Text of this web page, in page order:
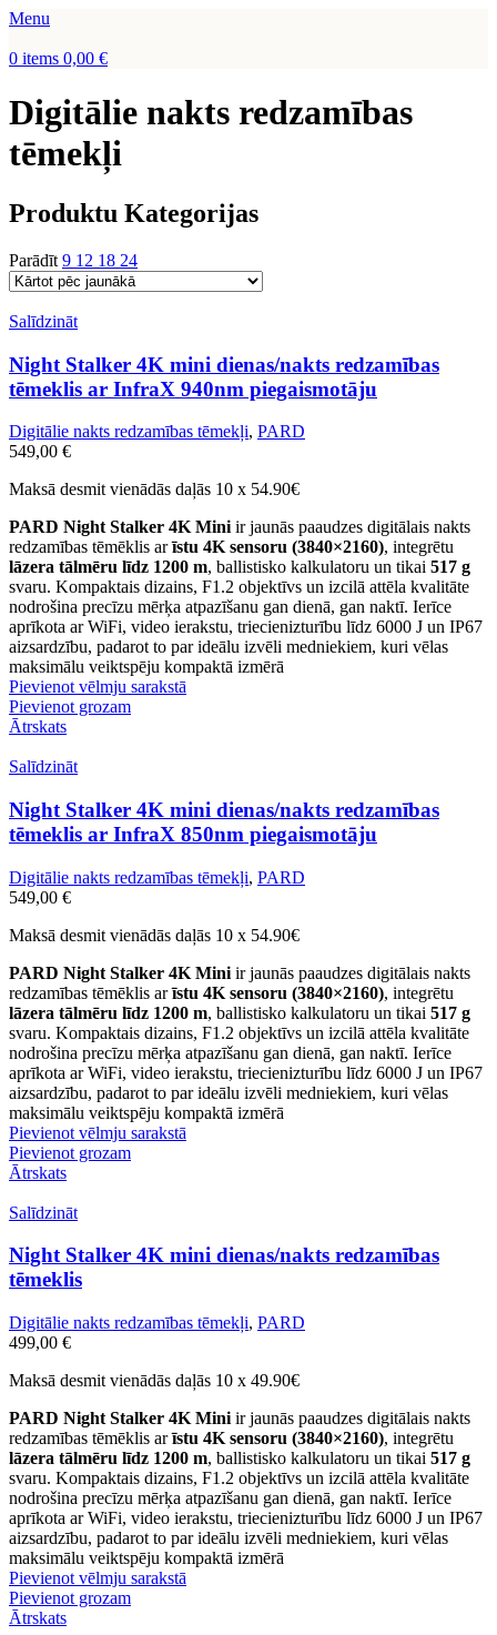
Menu
0 items 0,00 €
Digitālie nakts redzamības
tēmekļi
Produktu Kategorijas
Parādīt 9 12 18 24
Salīdzināt
Night Stalker 4K mini dienas/nakts redzamības
tēmeklis ar InfraX 940nm piegaismotāju
Digitālie nakts redzamības tēmekļi, PARD
549,00 €
Maksā desmit vienādās daļās 10 x 54.90€
PARD Night Stalker 4K Mini ir jaunās paaudzes digitālais nakts
redzamības tēmēklis arīstu 4K sensoru (3840×2160), integrētu
lāzera tālmēru līdz 1200 m, ballistisko kalkulatoru un tikai 517 g
svaru. Kompaktais dizains, F1.2 objektīvs un izcilā attēla kvalitāte
nodrošina precīzu mērķa atpazīšanu gan dienā, gan naktī. Ierīce
aprīkota ar WiFi, video ierakstu, triecienizturību līdz 6000 J un IP67
aizsardzību, padarot to par ideālu izvēli medniekiem, kuri vēlas
maksimālu veiktspēju kompaktā izmērā
Pievienot vēlmju sarakstā
Pievienot grozam
Ātrskats
Salīdzināt
Night Stalker 4K mini dienas/nakts redzamības
tēmeklis ar InfraX 850nm piegaismotāju
Digitālie nakts redzamības tēmekļi, PARD
549,00 €
Maksā desmit vienādās daļās 10 x 54.90€
PARD Night Stalker 4K Mini ir jaunās paaudzes digitālais nakts
redzamības tēmēklis arīstu 4K sensoru (3840×2160), integrētu
lāzera tālmēru līdz 1200 m, ballistisko kalkulatoru un tikai 517 g
svaru. Kompaktais dizains, F1.2 objektīvs un izcilā attēla kvalitāte
nodrošina precīzu mērķa atpazīšanu gan dienā, gan naktī. Ierīce
aprīkota ar WiFi, video ierakstu, triecienizturību līdz 6000 J un IP67
aizsardzību, padarot to par ideālu izvēli medniekiem, kuri vēlas
maksimālu veiktspēju kompaktā izmērā
Pievienot vēlmju sarakstā
Pievienot grozam
Ātrskats
Salīdzināt
Night Stalker 4K mini dienas/nakts redzamības
tēmeklis
Digitālie nakts redzamības tēmekļi, PARD
499,00 €
Maksā desmit vienādās daļās 10 x 49.90€
PARD Night Stalker 4K Mini ir jaunās paaudzes digitālais nakts
redzamības tēmēklis arīstu 4K sensoru (3840×2160), integrētu
lāzera tālmēru līdz 1200 m, ballistisko kalkulatoru un tikai 517 g
svaru. Kompaktais dizains, F1.2 objektīvs un izcilā attēla kvalitāte
nodrošina precīzu mērķa atpazīšanu gan dienā, gan naktī. Ierīce
aprīkota ar WiFi, video ierakstu, triecienizturību līdz 6000 J un IP67
aizsardzību, padarot to par ideālu izvēli medniekiem, kuri vēlas
maksimālu veiktspēju kompaktā izmērā
Pievienot vēlmju sarakstā
Pievienot grozam
Ātrskats